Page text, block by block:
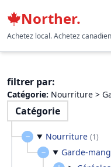
Norther.
Achetez local. Achetez
filtrer par:
Catégorie: Nourriture >
Catégorie
Nourriture (1)
Garde-